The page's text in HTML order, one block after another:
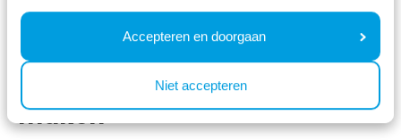
Accepteren en doorgaan
Niet accepteren
Alle media
Samen eropuit en
vakantieherinneringen
maken